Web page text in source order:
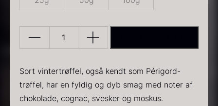
PRUNIER Classique Caviar
På lager
160,00
På lager
antal
Sort vintertrøffel, også kendt som Périgord-
trøffel, har en fyldig og dyb smag med noter af
chokolade, cognac, svesker og moskus.